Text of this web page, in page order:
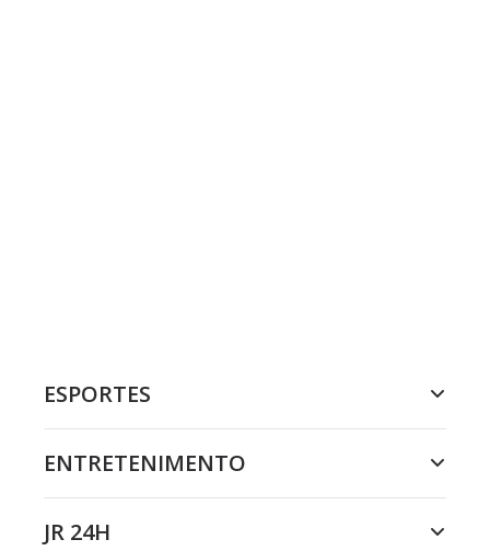
ESPORTES
ENTRETENIMENTO
JR 24H